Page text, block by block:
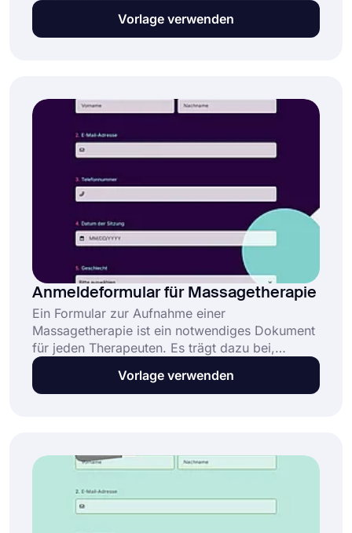
oder Patienten zu sammeln. Die Masseure
fragen in der Regel nach Kontaktinformationen,
Informationen vor der Massagesitzung
sammeln. Nutzen Sie noch heute diese Vorlage
für ein Massage-Einnahmeformular.
Vorlage verwenden
Anmeldeformular für Massagetherapie
Ein Formular zur Aufnahme einer
Massagetherapie ist ein notwendiges Dokument
für jeden Therapeuten. Es trägt dazu bei,
Misshandlungen von Kunden vorzubeugen,
indem im Vorfeld alle relevanten Informationen
anpassbar ist. Beginnen Sie also noch heute und
stellen Sie sicher, dass Ihre Kunden das
bestmögliche Erlebnis haben.
Vorlage verwenden